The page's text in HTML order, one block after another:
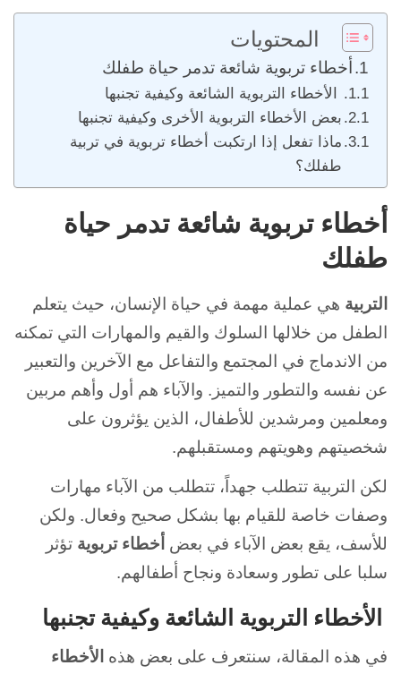
المحتويات
أخطاء تربوية شائعة تدمر حياة طفلك
الأخطاء التربوية الشائعة وكيفية تجنبها
بعض الأخطاء التربوية الأخرى وكيفية تجنبها
ماذا تفعل إذا ارتكبت أخطاء تربوية في تربية
طفلك؟
أخطاء تربوية شائعة تدمر حياة
طفلك
التربية هي عملية مهمة في حياة الإنسان، حيث يتعلم
الطفل من خلالها السلوك والقيم والمهارات التي تمكنه
من الاندماج في المجتمع والتفاعل مع الآخرين والتعبير
عن نفسه والتطور والتميز. والآباء هم أول وأهم مربين
ومعلمين ومرشدين للأطفال، الذين يؤثرون على
شخصيتهم وهويتهم ومستقبلهم.
لكن التربية تتطلب جهداً، تتطلب من الآباء مهارات
وصفات خاصة للقيام بها بشكل صحيح وفعال. ولكن
للأسف، يقع بعض الآباء في بعض أخطاء تربوية تؤثر
سلبا على تطور وسعادة ونجاح أطفالهم.
الأخطاء التربوية الشائعة وكيفية تجنبها
في هذه المقالة، سنتعرف على بعض هذه الأخطاء